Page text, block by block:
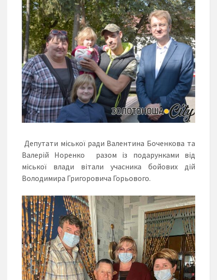
Депутати міської ради Валентина Боченкова та
Валерій Норенко разом із подарунками від
міської влади вітали учасника бойових дій
Володимира Григоровича Горьового.